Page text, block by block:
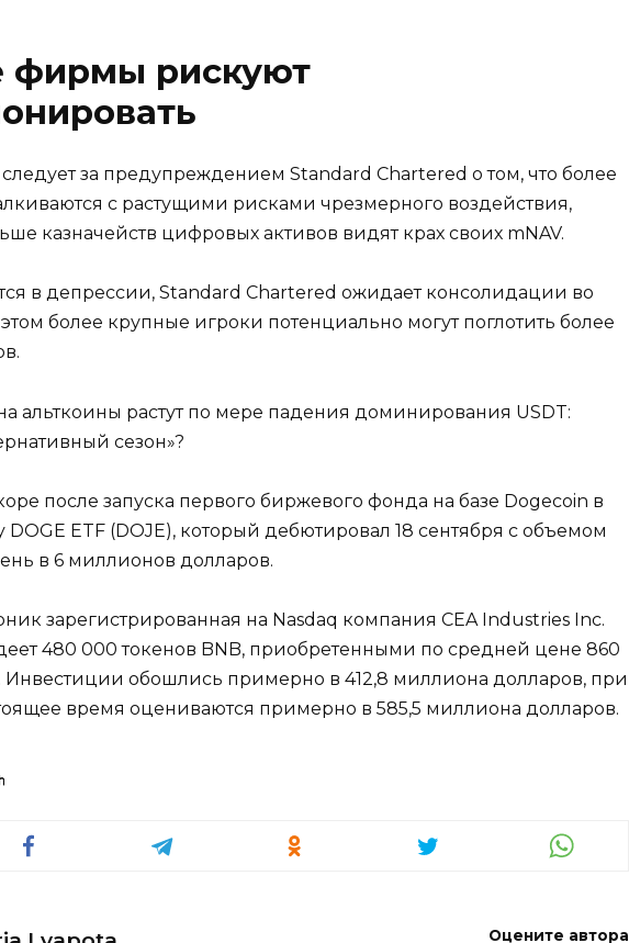
рискуют
за предупреждением Standard Chartered о том, что более
с растущими рисками чрезмерного воздействия,
казначейств цифровых активов видят крах своих mNAV.
в депрессии, Standard Chartered ожидает консолидации во
более крупные игроки потенциально могут поглотить более
альткоины растут по мере падения доминирования USDT:
сезон»?
после запуска первого биржевого фонда на базе Dogecoin в
ETF (DOJE), который дебютировал 18 сентября с объемом
в 6 миллионов долларов.
зарегистрированная на Nasdaq компания CEA Industries Inc.
480 000 токенов BNB, приобретенными по средней цене 860
Инвестиции обошлись примерно в 412,8 миллиона долларов, при
время оцениваются примерно в 585,5 миллиона долларов.
Оцените автора